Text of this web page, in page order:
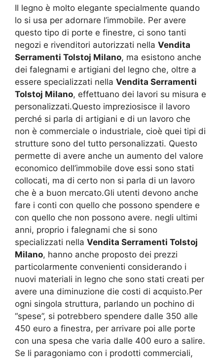
Il legno è molto elegante specialmente quando
lo si usa per adornare l’immobile. Per avere
questo tipo di porte e finestre, ci sono tanti
negozi e rivenditori autorizzati nella Vendita
Serramenti Tolstoj Milano, ma esistono anche
dei falegnami e artigiani del legno che, oltre a
essere specializzati nella Vendita Serramenti
Tolstoj Milano, effettuano dei lavori su misura e
personalizzati.Questo impreziosisce il lavoro
perché si parla di artigiani e di un lavoro che
non è commerciale o industriale, cioè quei tipi di
strutture sono del tutto personalizzati. Questo
permette di avere anche un aumento del valore
economico dell’immobile dove essi sono stati
collocati, ma di certo non si parla di un lavoro
che è a buon mercato.Gli utenti devono anche
fare i conti con quello che possono spendere e
con quello che non possono avere. negli ultimi
anni, proprio i falegnami che si sono
specializzati nella Vendita Serramenti Tolstoj
Milano, hanno anche proposto dei prezzi
particolarmente convenienti considerando i
nuovi materiali in legno che sono stati creati per
avere una diminuzione die costi di acquisto.Per
ogni singola struttura, parlando un pochino di
“spese”, si potrebbero spendere dalle 350 alle
450 euro a finestra, per arrivare poi alle porte
con una spesa che varia dalle 400 euro a salire.
Se li paragoniamo con i prodotti commerciali,